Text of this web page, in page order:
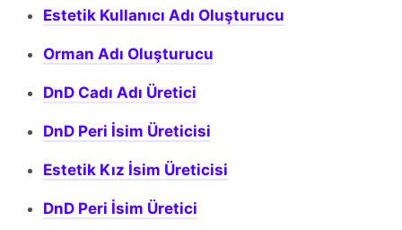
Estetik Kullanıcı Adı Oluşturucu
Orman Adı Oluşturucu
DnD Cadı Adı Üretici
DnD Peri İsim Üreticisi
Estetik Kız İsim Üreticisi
DnD Peri İsim Üretici